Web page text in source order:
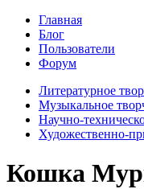
Главная
Блог
Пользователи
Форум
Литературное
Музыкальное
Научно-
Художественно-
Кошка